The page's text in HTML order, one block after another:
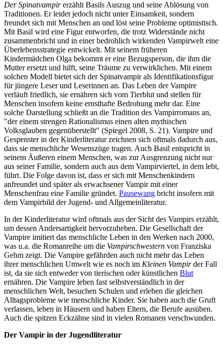
Der Spinatvampirerzählt Basils Auszug und seine Ablösung von
Traditionen. Er leidet jedoch nicht unter Einsamkeit, sondern
freundet sich mit Menschen an und löst seine Probleme optimistisch.
Mit Basil wird eine Figur entworfen, die trotz Widerstände nicht
zusammenbricht und in einer bedrohlich wirkenden Vampirwelt eine
Überlebensstrategie entwickelt. Mit seinem früheren
Kindermädchen Olga bekommt er eine Bezugsperson, die ihm die
Mutter ersetzt und hilft, seine Träume zu verwirklichen. Mit einem
solchen Modell bietet sich der Spinatvampir als Identifikationsfigur
für jüngere Leser und Leserinnen an. Das Leben der Vampire
verläuft friedlich, sie ernähren sich vom Tierblut und stellen für
Menschen insofern keine ernsthafte Bedrohung mehr dar. Eine
solche Darstellung schließt an die Tradition des Vampirromans an,
"der einem strengen Rationalismus einen alten mythischen
Volksglauben gegenüberstellt" (Spiegel 2008, S. 21). Vampire und
Gespenster in der Kinderliteratur zeichnen sich oftmals dadurch aus,
dass sie menschliche Wesenszüge tragen. Auch Basil entspricht in
seinem Äußeren einem Menschen, was zur Ausgrenzung nicht nur
aus seiner Familie, sondern auch aus dem Vampirviertel, in dem lebt,
führt. Die Folge davon ist, dass er sich mit Menschenkindern
anfreundet und später als erwachsener Vampir mit einer
Menschenfrau eine Familie gründet. Pausewang bricht insofern mit
dem Vampirbild der Jugend- und Allgemeinliteratur.
In der Kinderliteratur wird oftmals aus der Sicht des Vampirs erzählt,
um dessen Andersartigkeit hervorzuheben. Die Gesellschaft der
Vampire imitiert das menschliche Leben in den Werken nach 2000,
was u.a. die Romanreihe um die Vampirschwestern von Franziska
Gehm zeigt. Die Vampire gefährden auch nicht mehr das Leben
ihrer menschlichen Umwelt wie es noch im Kleinen Vampirder Fall
ist, da sie sich entweder von tierischen oder künstlichen Blut
ernähren. Die Vampire leben fast selbstverständlich in der
menschlichen Welt, besuchen Schulen und erleben die gleichen
Alltagsprobleme wie menschliche Kinder. Sie haben auch die Gruft
verlassen, leben in Häusern und haben Eltern, die Berufe ausüben.
Auch die spitzen Eckzähne sind in vielen Romanen verschwunden.
Der Vampir in der Jugendliteratur